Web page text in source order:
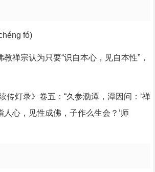
fó)
禅宗认为只要“识自本心，见自本性”，
传灯录》卷五：“久参泐潭，潭因问：‘禅
人心，见性成佛，子作么生会？’师